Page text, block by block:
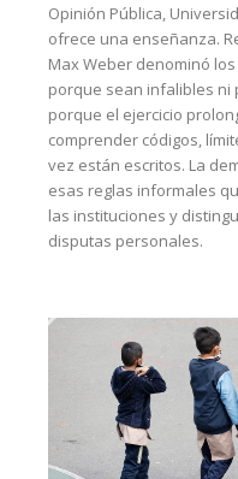
Opinión Pública,
ofrece una enseñanza.
Max Weber denominó
porque sean infalibles ni
porque el ejercicio
comprender códigos,
vez están escritos. La
esas reglas informales
las instituciones y
disputas personales.